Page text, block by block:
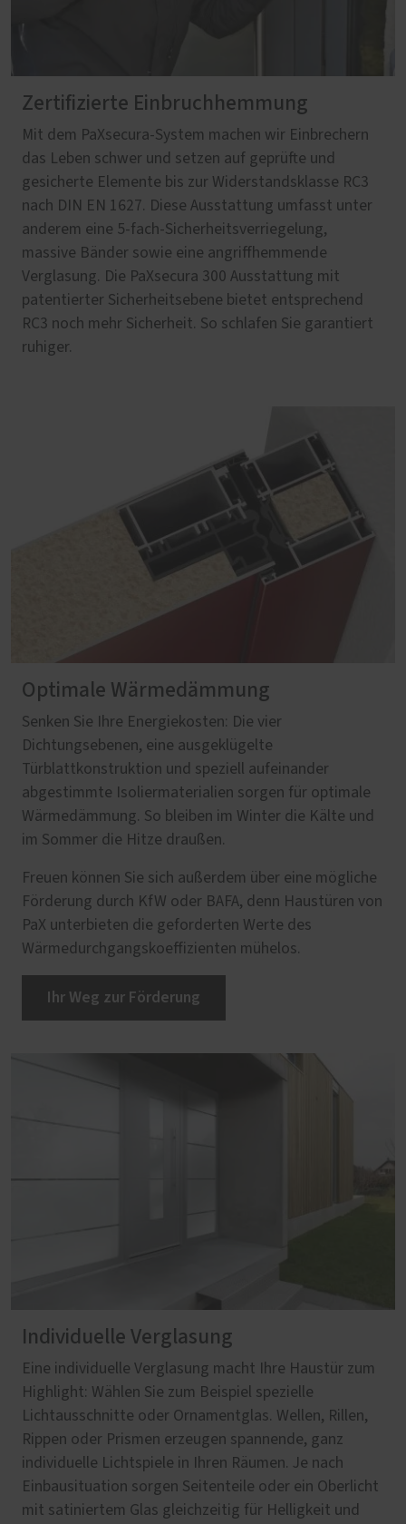
Zertifizierte Einbruchhemmung
Mit dem PaXsecura-System machen wir Einbrechern
das Leben schwer und setzen auf geprüfte und
gesicherte Elemente bis zur Widerstandsklasse RC3
nach DIN EN 1627. Diese Ausstattung umfasst unter
anderem eine 5-fach-Sicherheitsverriegelung,
massive Bänder sowie eine angriffhemmende
Verglasung. Die PaXsecura 300 Ausstattung mit
patentierter Sicherheitsebene bietet entsprechend
RC3 noch mehr Sicherheit. So schlafen Sie garantiert
ruhiger.
Optimale Wärmedämmung
Senken Sie Ihre Energiekosten: Die vier
Dichtungsebenen, eine ausgeklügelte
Türblattkonstruktion und speziell aufeinander
abgestimmte Isoliermaterialien sorgen für optimale
Wärmedämmung. So bleiben im Winter die Kälte und
im Sommer die Hitze draußen.
Freuen können Sie sich außerdem über eine mögliche
Förderung durch KfW oder BAFA, denn Haustüren von
PaX unterbieten die geforderten Werte des
Wärmedurchgangskoeffizienten mühelos.
Ihr Weg zur Förderung
Individuelle Verglasung
Eine individuelle Verglasung macht Ihre Haustür zum
Highlight: Wählen Sie zum Beispiel spezielle
Lichtausschnitte oder Ornamentglas. Wellen, Rillen,
Rippen oder Prismen erzeugen spannende, ganz
individuelle Lichtspiele in Ihren Räumen. Je nach
Einbausituation sorgen Seitenteile oder ein Oberlicht
mit satiniertem Glas gleichzeitig für Helligkeit und